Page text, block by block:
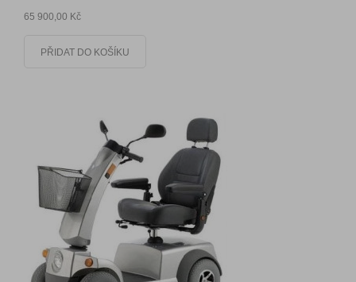
65 900,00 Kč
PŘIDAT DO KOŠÍKU